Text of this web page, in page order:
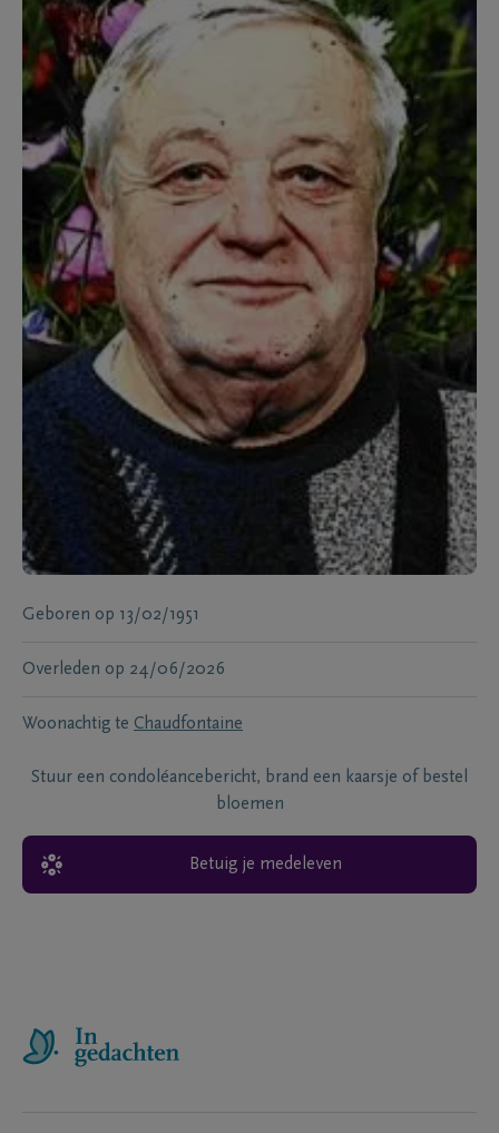
Geboren op 13/02/1951
Overleden op 24/06/2026
Woonachtig te Chaudfontaine
Stuur een condoléancebericht, brand een kaarsje of bestel
bloemen
Betuig je medeleven